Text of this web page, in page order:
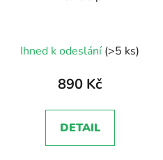
Ihned k odeslání (>5 ks)
890 Kč
DETAIL